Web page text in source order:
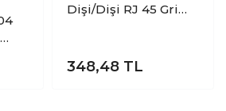
Dişi/Dişi RJ 45 Gri
348,48 TL